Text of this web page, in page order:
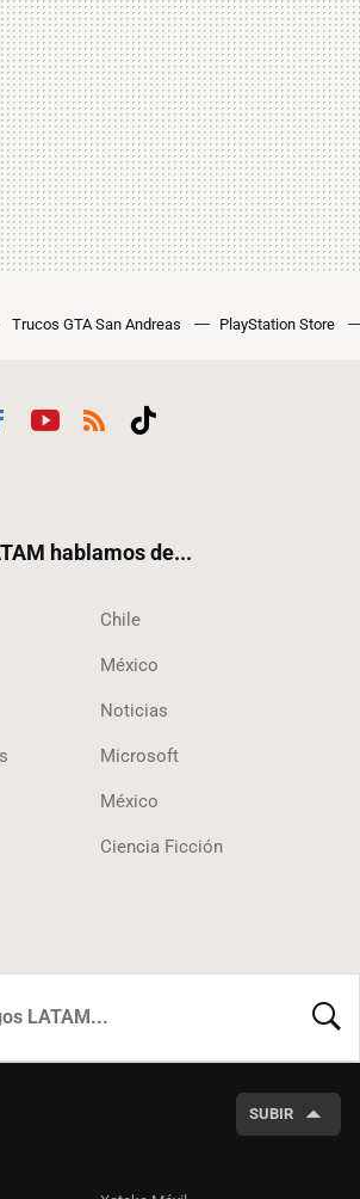
Trucos GTA San Andreas PlayStation Store
hablamos de...
Chile
México
Noticias
Microsoft
México
Ciencia Ficción
SUBIR